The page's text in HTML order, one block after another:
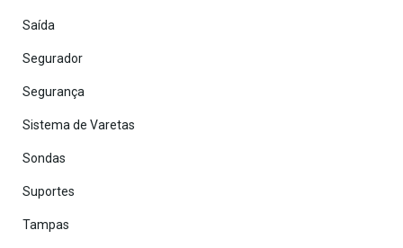
Saída
Segurador
Segurança
Sistema de Varetas
Sondas
Suportes
Tampas